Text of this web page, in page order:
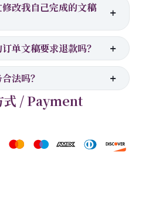
改我自己完成的文稿
单文稿要求退款吗？
法吗？
式 / Payment